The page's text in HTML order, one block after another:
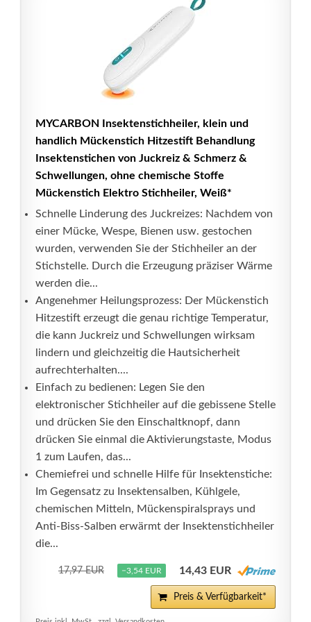
MYCARBON Insektenstichheiler, klein und
handlich Mückenstich Hitzestift Behandlung
Insektenstichen von Juckreiz & Schmerz &
Schwellungen, ohne chemische Stoffe
Mückenstich Elektro Stichheiler, Weiß*
Schnelle Linderung des Juckreizes: Nachdem von
einer Mücke, Wespe, Bienen usw. gestochen
wurden, verwenden Sie der Stichheiler an der
Stichstelle. Durch die Erzeugung präziser Wärme
werden die...
Angenehmer Heilungsprozess: Der Mückenstich
Hitzestift erzeugt die genau richtige Temperatur,
die kann Juckreiz und Schwellungen wirksam
lindern und gleichzeitig die Hautsicherheit
aufrechterhalten....
Einfach zu bedienen: Legen Sie den
elektronischer Stichheiler auf die gebissene Stelle
und drücken Sie den Einschaltknopf, dann
drücken Sie einmal die Aktivierungstaste, Modus
1 zum Laufen, das...
Chemiefrei und schnelle Hilfe für Insektenstiche:
Im Gegensatz zu Insektensalben, Kühlgele,
chemischen Mitteln, Mückenspiralsprays und
Anti-Biss-Salben erwärmt der Insektenstichheiler
die...
17,97 EUR −3,54 EUR 14,43 EUR
Preis & Verfügbarkeit*